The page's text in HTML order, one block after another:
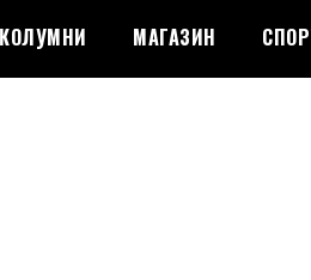
КОЛУМНИ МАГАЗИН